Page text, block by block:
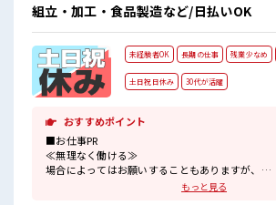
組立・加工・食品製造など/日払いOK
未経験者OK 長期の仕事 残業少なめ
土日祝日休み 30代が活躍
おすすめポイント
■お仕事PR
≪無理なく働ける≫
場合によってはお願いすることもありますが、
もっと見る